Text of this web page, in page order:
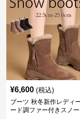
¥6,600 (税込)
ブーツ 秋冬新作レディ
ード調ファー付きスノ